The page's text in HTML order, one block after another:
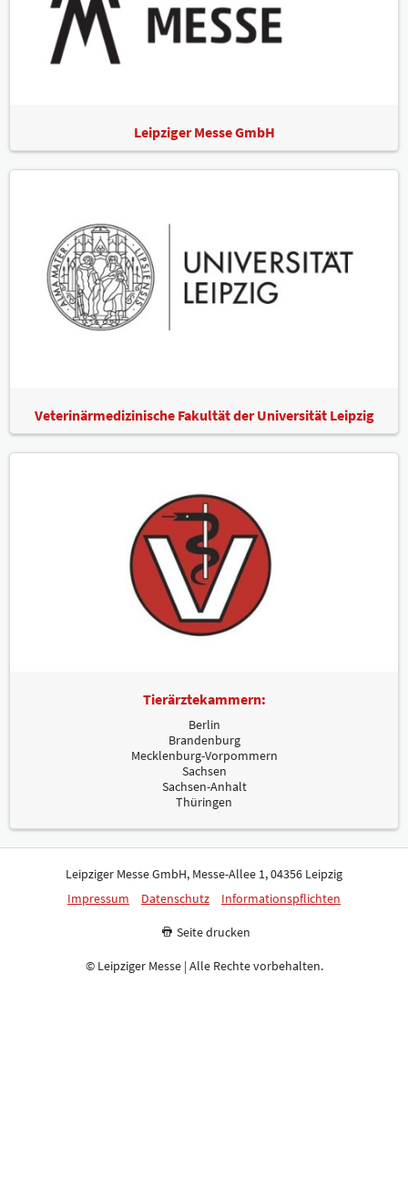
Leipziger Messe GmbH
Veterinärmedizinische Fakultät der Universität Leipzig
Tierärztekammern:
Berlin
Brandenburg
Mecklenburg-Vorpommern
Sachsen
Sachsen-Anhalt
Thüringen
Leipziger Messe GmbH, Messe-Allee 1, 04356 Leipzig
Impressum
Datenschutz Informationspflichten
Seite drucken
© Leipziger Messe | Alle Rechte vorbehalten.